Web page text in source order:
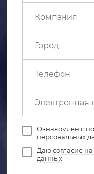
Ознакомлен с
персональных
Даюсогласие
данных